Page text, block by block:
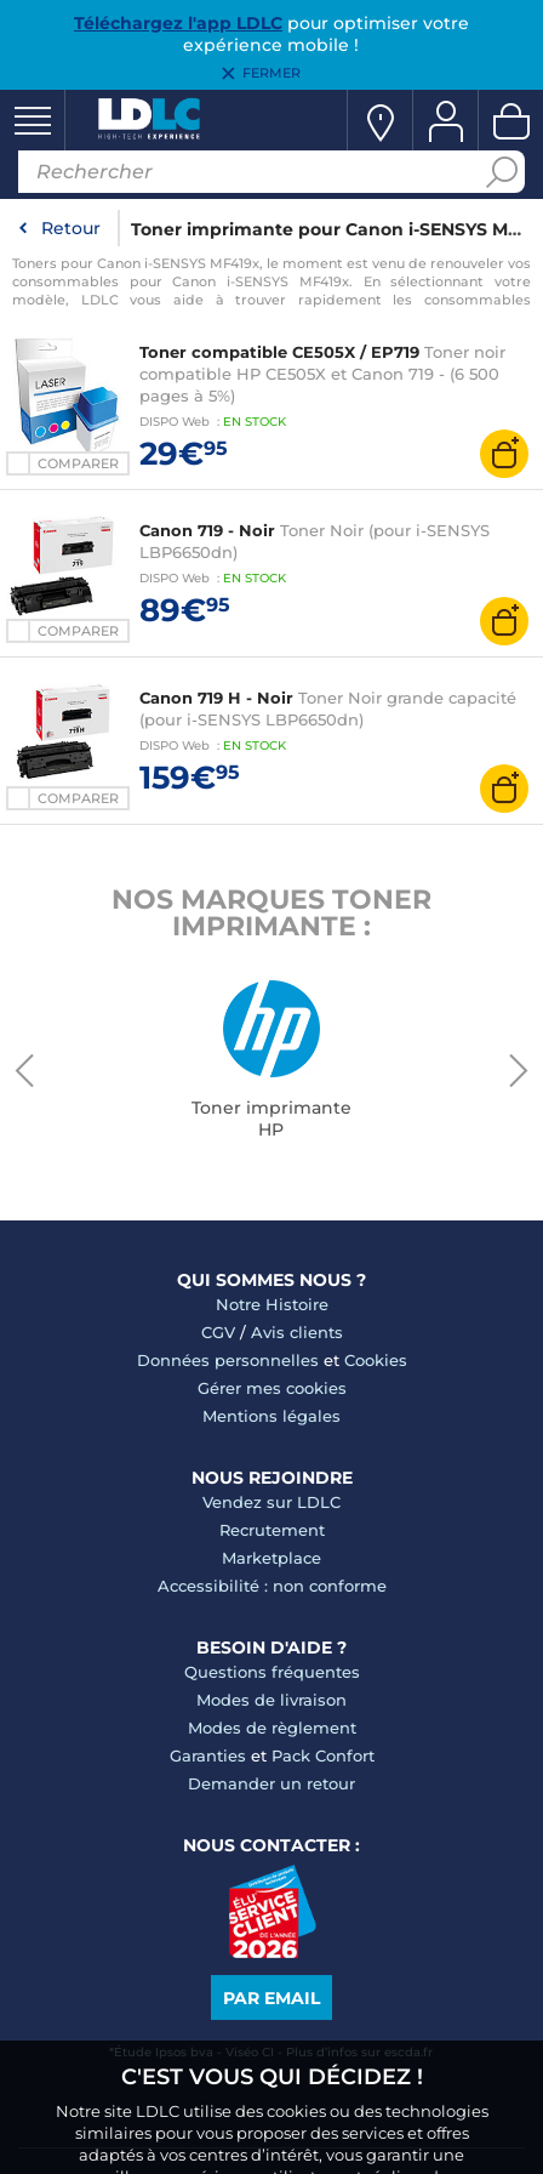
Téléchargez l'app LDLCpour optimiser votre
expérience mobile !
FERMER
C'EST VOUS QUI DÉCIDEZ !
Notre site LDLC utilise des cookies ou des technologies
similaires pour vous proposer des services et offres
adaptés à vos centres d’intérêt, vous garantir une
Retour Toner imprimante pour Canon i-SENSYS MF419x
Toners pour Canon i-SENSYS MF419x, le moment est venu de renouveler vos
consommables pour Canon i-SENSYS MF419x. En sélectionnant votre
modèle, LDLC vous aide à trouver rapidement les consommables
COMPARER
Toner compatible CE505X / EP719 Toner noir
compatible HP CE505X et Canon 719 - (6 500
pages à 5%)
DISPO Web : EN STOCK
29€95
COMPARER
Canon 719 - Noir Toner Noir (pour i-SENSYS
LBP6650dn)
DISPO Web : EN STOCK
89€95
COMPARER
Canon 719 H - Noir Toner Noir grande capacité
(pour i-SENSYS LBP6650dn)
DISPO Web : EN STOCK
159€95
NOS MARQUES TONER
IMPRIMANTE :
Toner imprimante
HP
QUI SOMMES NOUS ?
Notre Histoire
CGV/ Avis clients
Données personnelles et Cookies
Gérer mes cookies
Mentions légales
NOUS REJOINDRE
Vendez sur LDLC
Recrutement
Marketplace
Accessibilité : non conforme
BESOIN D'AIDE ?
Questions fréquentes
Modes de livraison
Modes de règlement
Garanties et Pack Confort
Demander un retour
NOUS CONTACTER :
PAR EMAIL
*Étude Ipsos bva - Viséo CI - Plus d’infos sur escda.fr